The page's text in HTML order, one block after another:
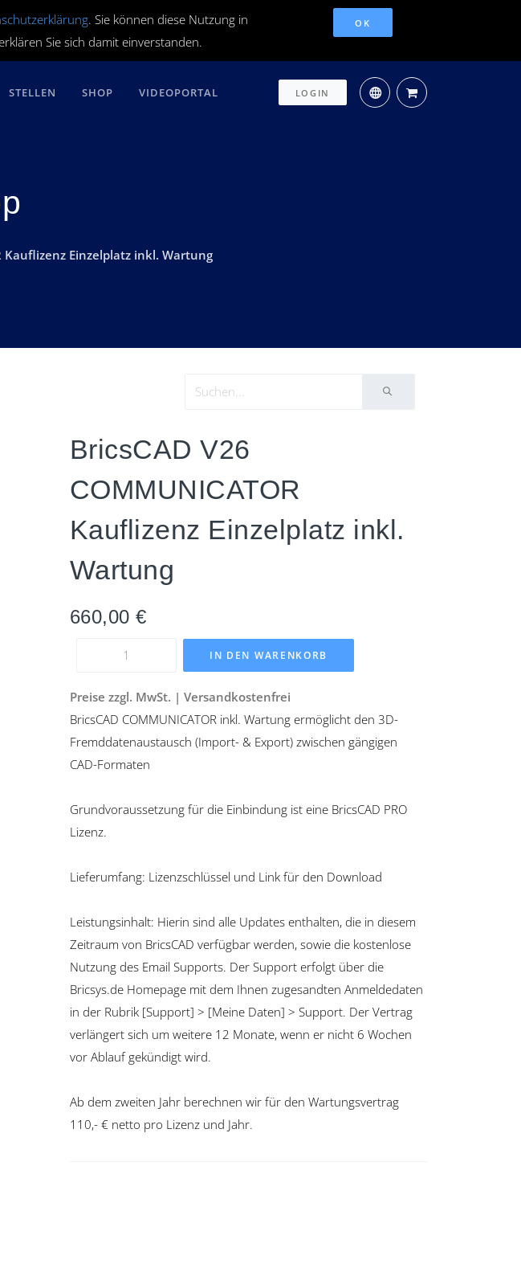
. Sie können diese Nutzung in
Sie sich damit einverstanden.
OK
STELLEN SHOP VIDEOPORTAL LOGIN
Kauflizenz Einzelplatz inkl. Wartung
BricsCAD V26
COMMUNICATOR
Kauflizenz Einzelplatz inkl.
Wartung
660,00 €
IN DEN WARENKORB
Preise zzgl. MwSt. | Versandkostenfrei
BricsCAD COMMUNICATOR inkl. Wartung ermöglicht den 3D-
Fremddatenaustausch (Import- & Export) zwischen gängigen
CAD-Formaten
Grundvoraussetzung für die Einbindung ist eine BricsCAD PRO
Lizenz.
Lieferumfang: Lizenzschlüssel und Link für den Download
Leistungsinhalt: Hierin sind alle Updates enthalten, die in diesem
Zeitraum von BricsCAD verfügbar werden, sowie die kostenlose
Nutzung des Email Supports. Der Support erfolgt über die
Bricsys.de Homepage mit dem Ihnen zugesandten Anmeldedaten
in der Rubrik [Support] > [Meine Daten] > Support. Der Vertrag
verlängert sich um weitere 12 Monate, wenn er nicht 6 Wochen
vor Ablauf gekündigt wird.
Ab dem zweiten Jahr berechnen wir für den Wartungsvertrag
110,- € netto pro Lizenz und Jahr.